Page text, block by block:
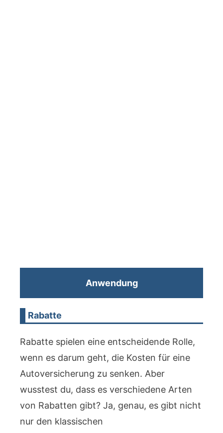
Anwendung
Rabatte
Rabatte spielen eine entscheidende Rolle,
wenn es darum geht, die Kosten für eine
Autoversicherung zu senken. Aber
wusstest du, dass es verschiedene Arten
von Rabatten gibt? Ja, genau, es gibt nicht
nur den klassischen